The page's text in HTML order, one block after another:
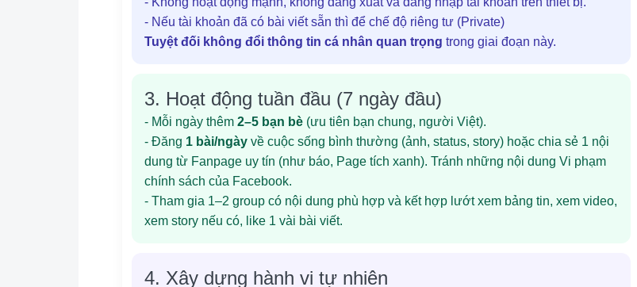
- Nếu tài khoản đã có bài viết sẵn thì để chế độ riêng tư (Private)
Tuyệt đối không đổi thông tin cá nhân quan trọng trong giai đoạn này.
3. Hoạt động tuần đầu (7 ngày đầu)
- Mỗi ngày thêm 2–5 bạn bè (ưu tiên bạn chung, người Việt).
- Đăng 1 bài/ngày về cuộc sống bình thường (ảnh, status, story) hoặc chia sẻ 1 nội
dung từ Fanpage uy tín (như báo, Page tích xanh). Tránh những nội dung Vi phạm
chính sách của Facebook.
- Tham gia 1–2 group có nội dung phù hợp và kết hợp lướt xem bảng tin, xem video,
xem story nếu có, like 1 vài bài viết.
4. Xây dựng hành vi tự nhiên